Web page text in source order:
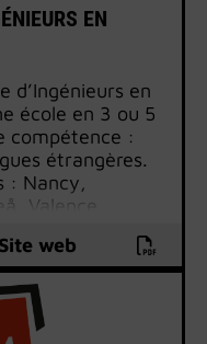
EN
d’Ingénieurs en
école en 3 ou 5
compétence :
étrangères.
: Nancy,
Valence,
Site web